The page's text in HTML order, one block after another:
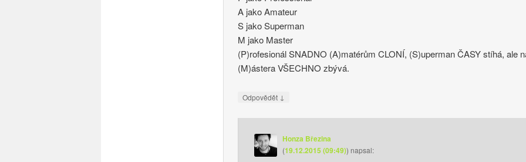
A jako Amateur
S jako Superman
M jako Master
(P)rofesionál SNADNO (A)matérům CLONÍ, (S)uperman ČASY stíhá, ale
(M)ástera VŠECHNO zbývá.
Odpovědět ↓
Honza Březina
(19.12.2015 (09:49)) napsal: